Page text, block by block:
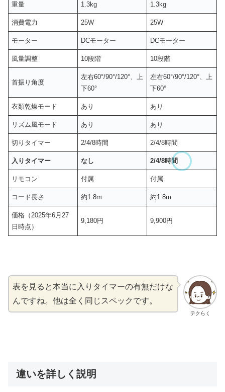
重量 1.3kg 1.3kg
消費電力 25W 25W
モーター DCモーター DCモーター
風量調整 10段階 10段階
首振り角度
左右60°/90°/120°、上
下60°
左右60°/90°/120°、上
下60°
衣類乾燥モード あり あり
リズム風モード あり あり
切りタイマー 2/4/8時間 2/4/8時間
入りタイマー なし 2/4/8時間
リモコン 付属 付属
コード長さ 約1.8m 約1.8m
価格（2025年6月27
日時点）
9,180円 9,900円
テクらく
表を見ると本当に入りタイマーの有無だけな
んですね。他は全く同じスペックです。
違いを詳しく説明